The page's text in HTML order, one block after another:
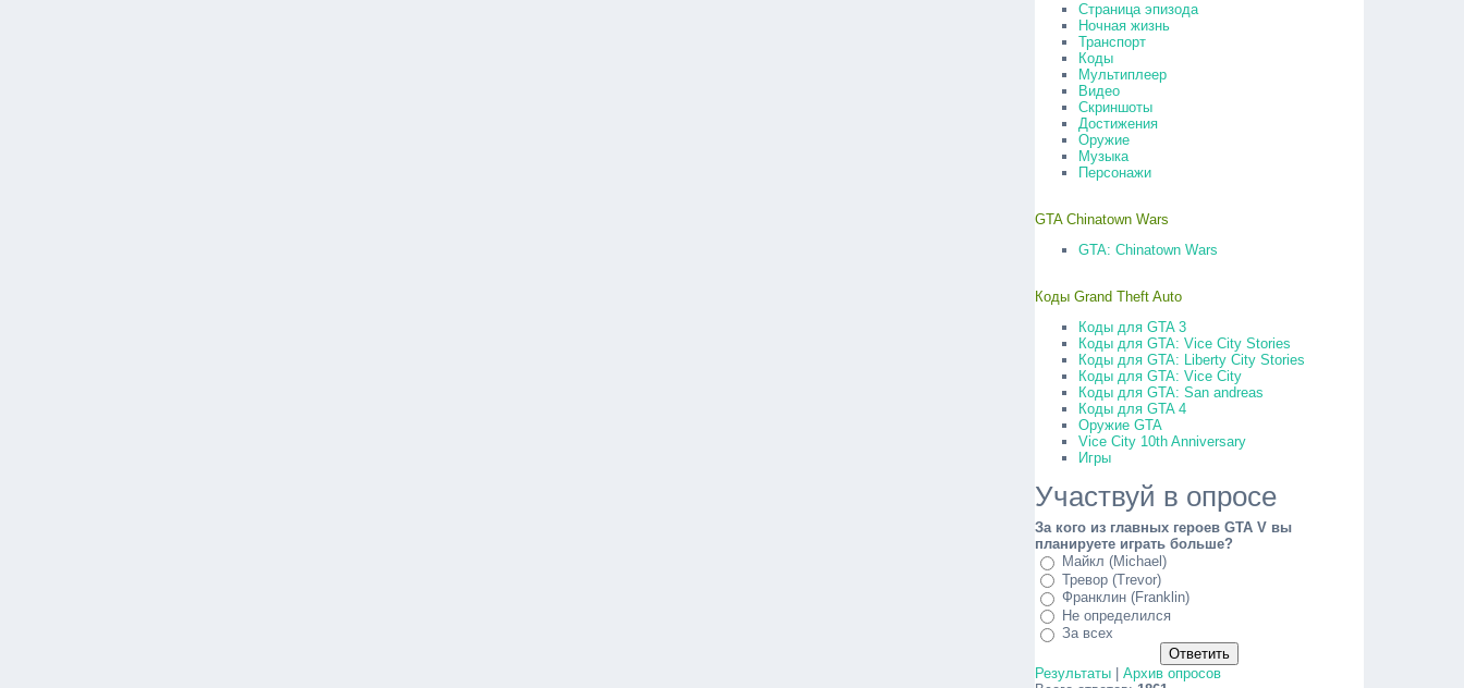
Страница эпизода
Ночная жизнь
Транспорт
Коды
Мультиплеер
Видео
Скриншоты
Достижения
Оружие
Музыка
Персонажи
GTA Chinatown Wars
GTA: Chinatown Wars
Коды Grand Theft Auto
Коды для GTA 3
Коды для GTA: Vice City Stories
Коды для GTA: Liberty City Stories
Коды для GTA: Vice City
Коды для GTA: San andreas
Коды для GTA 4
Оружие GTA
Vice City 10th Anniversary
Игры
Участвуй в опросе
За кого из главных героев GTA V вы
планируете играть больше?
Майкл (Michael)
Тревор (Trevor)
Франклин (Franklin)
Не определился
За всех
Результаты |Архив опросов